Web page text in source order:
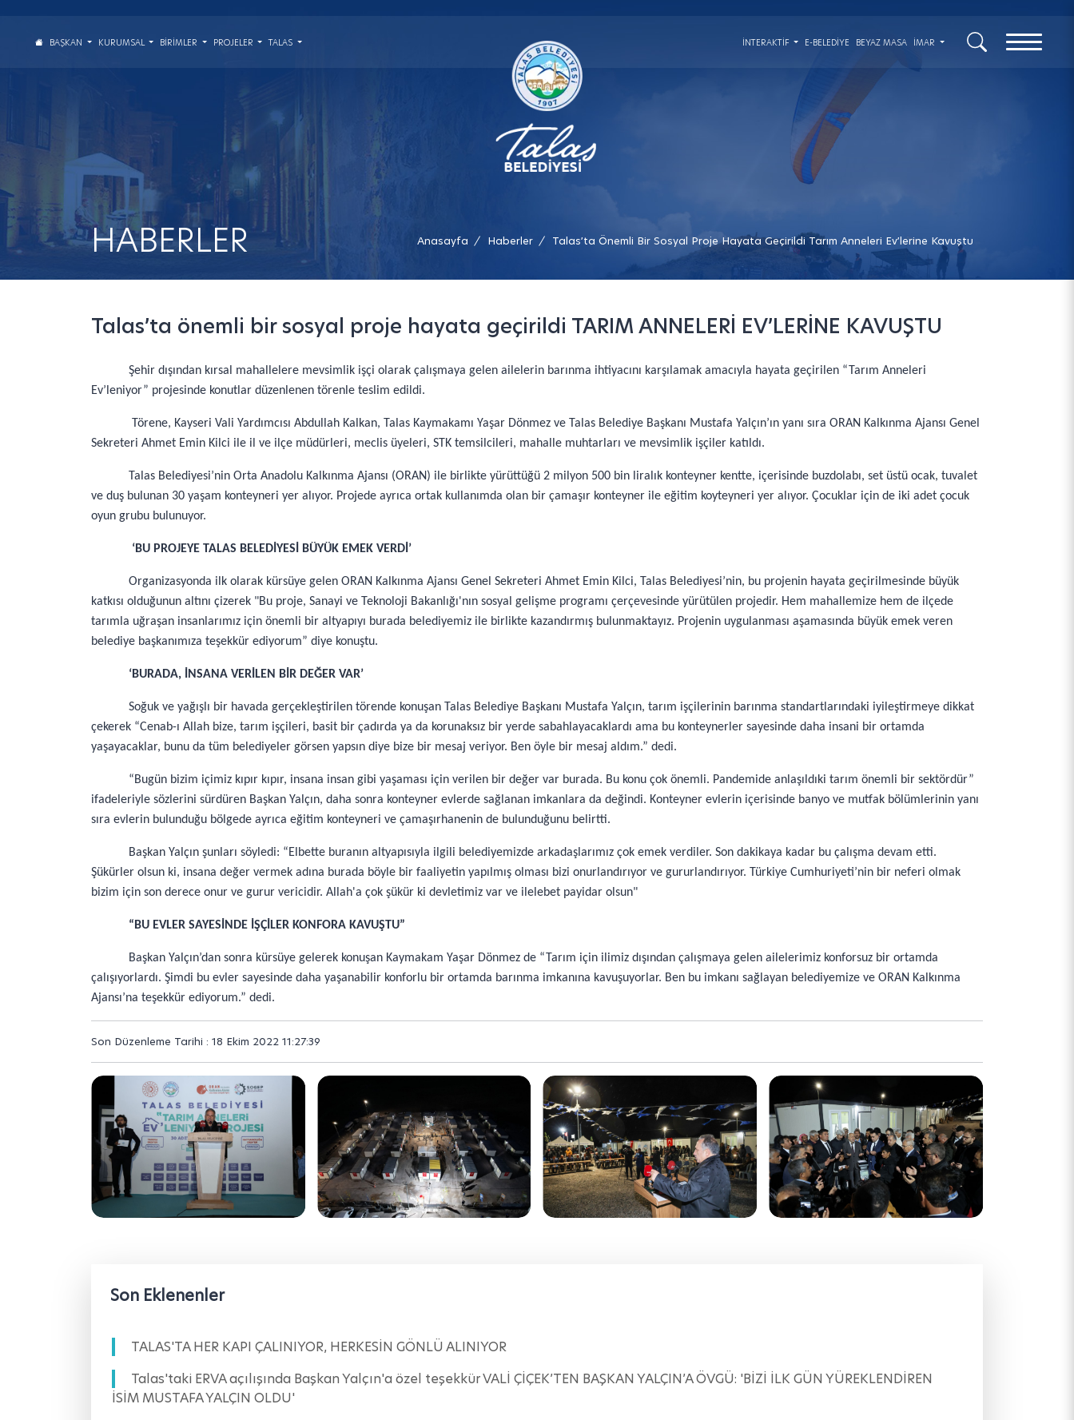
BAŞKAN KURUMSAL BIRIMLER PROJELER TALAS İNTERAKTIF E-BELEDİYE BEYAZ MASA İMAR
HABERLER Anasayfa / Haberler / Talas’ta Önemli Bir Sosyal Proje Hayata Geçirildi Tarım Anneleri Ev’lerine Kavuştu
Talas’ta önemli bir sosyal proje hayata geçirildi TARIM ANNELERİ EV’LERİNE KAVUŞTU
Şehir dışından kırsal mahallelere mevsimlik işçi olarak çalışmaya gelen ailelerin barınma ihtiyacını karşılamak amacıyla hayata geçirilen “Tarım Anneleri
Ev’leniyor” projesinde konutlar düzenlenen törenle teslim edildi.
Törene, Kayseri Vali Yardımcısı Abdullah Kalkan, Talas Kaymakamı Yaşar Dönmez ve Talas Belediye Başkanı Mustafa Yalçın’ın yanı sıra ORAN Kalkınma Ajansı Genel
Sekreteri Ahmet Emin Kilci ile il ve ilçe müdürleri, meclis üyeleri, STK temsilcileri, mahalle muhtarları ve mevsimlik işçiler katıldı.
Talas Belediyesi’nin Orta Anadolu Kalkınma Ajansı (ORAN) ile birlikte yürüttüğü 2 milyon 500 bin liralık konteyner kentte, içerisinde buzdolabı, set üstü ocak, tuvalet
ve duş bulunan 30 yaşam konteyneri yer alıyor. Projede ayrıca ortak kullanımda olan bir çamaşır konteyner ile eğitim koyteyneri yer alıyor. Çocuklar için de iki adet çocuk
oyun grubu bulunuyor.
‘BU PROJEYE TALAS BELEDİYESİ BÜYÜK EMEK VERDİ’
Organizasyonda ilk olarak kürsüye gelen ORAN Kalkınma Ajansı Genel Sekreteri Ahmet Emin Kilci, Talas Belediyesi’nin, bu projenin hayata geçirilmesinde büyük
katkısı olduğunun altını çizerek "Bu proje, Sanayi ve Teknoloji Bakanlığı'nın sosyal gelişme programı çerçevesinde yürütülen projedir. Hem mahallemize hem de ilçede
tarımla uğraşan insanlarımız için önemli bir altyapıyı burada belediyemiz ile birlikte kazandırmış bulunmaktayız. Projenin uygulanması aşamasında büyük emek veren
belediye başkanımıza teşekkür ediyorum” diye konuştu.
‘BURADA, İNSANA VERİLEN BİR DEĞER VAR’
Soğuk ve yağışlı bir havada gerçekleştirilen törende konuşan Talas Belediye Başkanı Mustafa Yalçın, tarım işçilerinin barınma standartlarındaki iyileştirmeye dikkat
çekerek “Cenab-ı Allah bize, tarım işçileri, basit bir çadırda ya da korunaksız bir yerde sabahlayacaklardı ama bu konteynerler sayesinde daha insani bir ortamda
yaşayacaklar, bunu da tüm belediyeler görsen yapsın diye bize bir mesaj veriyor. Ben öyle bir mesaj aldım.” dedi.
“Bugün bizim içimiz kıpır kıpır, insana insan gibi yaşaması için verilen bir değer var burada. Bu konu çok önemli. Pandemide anlaşıldıki tarım önemli bir sektördür”
ifadeleriyle sözlerini sürdüren Başkan Yalçın, daha sonra konteyner evlerde sağlanan imkanlara da değindi. Konteyner evlerin içerisinde banyo ve mutfak bölümlerinin yanı
sıra evlerin bulunduğu bölgede ayrıca eğitim konteyneri ve çamaşırhanenin de bulunduğunu belirtti.
Başkan Yalçın şunları söyledi: “Elbette buranın altyapısıyla ilgili belediyemizde arkadaşlarımız çok emek verdiler. Son dakikaya kadar bu çalışma devam etti.
Şükürler olsun ki, insana değer vermek adına burada böyle bir faaliyetin yapılmış olması bizi onurlandırıyor ve gururlandırıyor. Türkiye Cumhuriyeti’nin bir neferi olmak
bizim için son derece onur ve gurur vericidir. Allah'a çok şükür ki devletimiz var ve ilelebet payidar olsun"
“BU EVLER SAYESİNDE İŞÇİLER KONFORA KAVUŞTU”
Başkan Yalçın’dan sonra kürsüye gelerek konuşan Kaymakam Yaşar Dönmez de “Tarım için ilimiz dışından çalışmaya gelen ailelerimiz konforsuz bir ortamda
çalışıyorlardı. Şimdi bu evler sayesinde daha yaşanabilir konforlu bir ortamda barınma imkanına kavuşuyorlar. Ben bu imkanı sağlayan belediyemize ve ORAN Kalkınma
Ajansı’na teşekkür ediyorum.” dedi.
Son Düzenleme Tarihi : 18 Ekim 2022 11:27:39
Son Eklenenler
TALAS'TA HER KAPI ÇALINIYOR, HERKESİN GÖNLÜ ALINIYOR
Talas'taki ERVA açılışında Başkan Yalçın'a özel teşekkür VALİ ÇİÇEK’TEN BAŞKAN YALÇIN’A ÖVGÜ: 'BİZİ İLK GÜN YÜREKLENDİREN
İSİM MUSTAFA YALÇIN OLDU'